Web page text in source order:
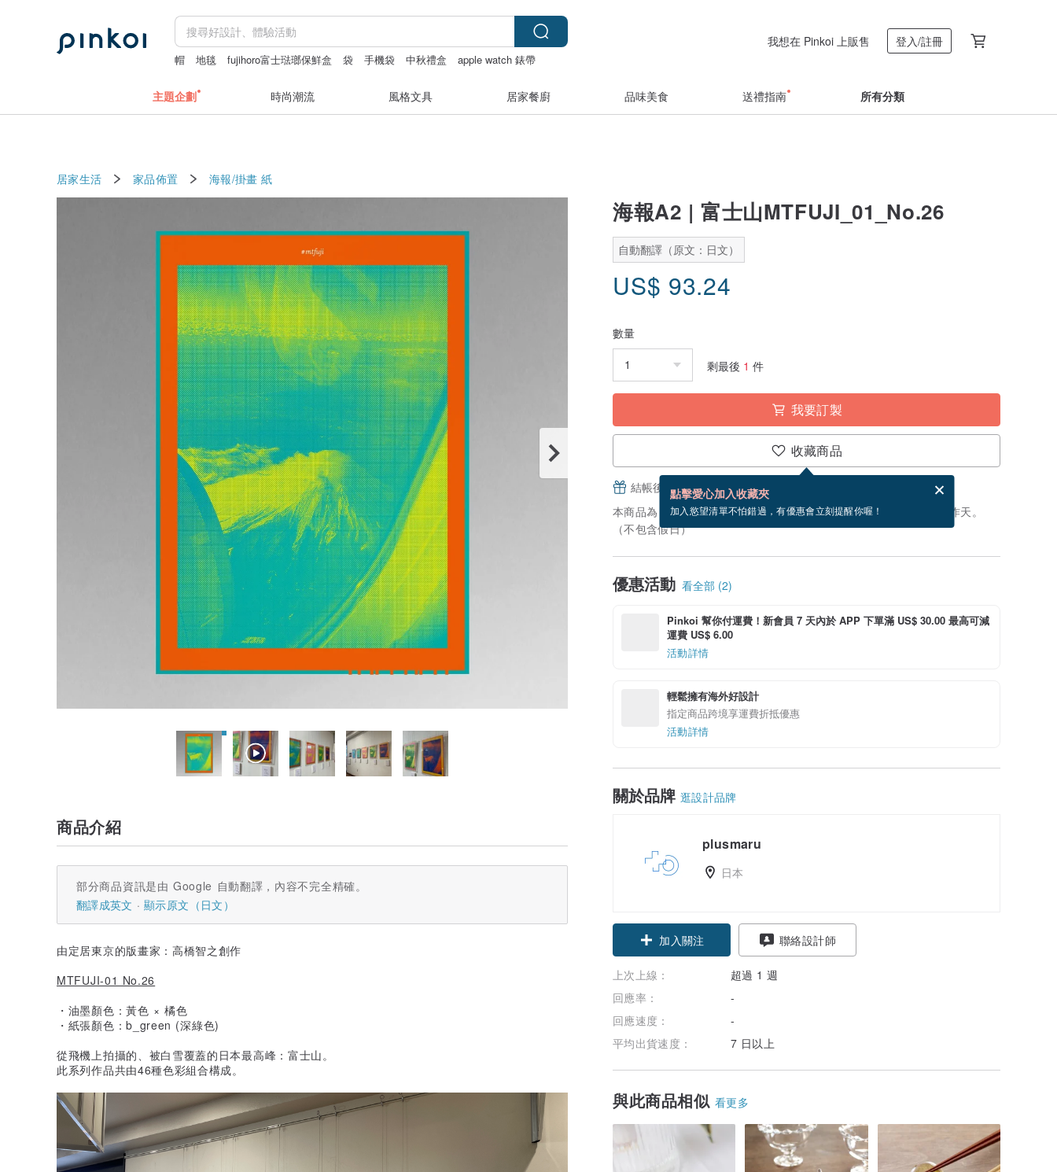
帽 地毯 fujihoro富士琺瑯保鮮盒 袋 手機袋 中秋禮盒
apple watch 錶帶
我想在 Pinkoi 上販售 登入/註冊
主題企劃 時尚潮流 風格文具 居家餐廚 品味美食 送禮指南 所有分類
居家生活 家品佈置 海報/掛畫 紙
海報A2 | 富士山MTFUJI_01_No.26
自動翻譯（原文：日文）
US$ 93.24
數量
剩最後 1 件
我要訂製
收藏商品
點擊愛心加入收藏夾
加入慾望清單不怕錯過，有優惠會立刻提醒你喔！
結帳後填寫並分享，免費幫你寄送電子賀卡。
電子賀卡是什麼？
本商品為「接單訂製」。付款後，從開始製作到寄出商品為 14 個工作天。
（不包含假日）
優惠活動 看全部 (2)
Pinkoi 幫你付運費！新會員 7 天內於 APP 下單滿 US$ 30.00 最高可減
運費 US$ 6.00
活動詳情
輕鬆擁有海外好設計
指定商品跨境享運費折抵優惠
活動詳情
關於品牌 逛設計品牌
plusmaru
日本
加入關注 聯絡設計師
上次上線：
超過 1 週
回應率：
-
回應速度：
-
平均出貨速度：
7 日以上
與此商品相似 看更多
商品介紹
部分商品資訊是由 Google 自動翻譯，內容不完全精確。
翻譯成英文
顯示原文（日文）
由定居東京的版畫家：高橋智之創作
MTFUJI-01 No.26
・油墨顏色：黃色 × 橘色
・紙張顏色：b_green (深綠色)
從飛機上拍攝的、被白雪覆蓋的日本最高峰：富士山。
此系列作品共由46種色彩組合構成。